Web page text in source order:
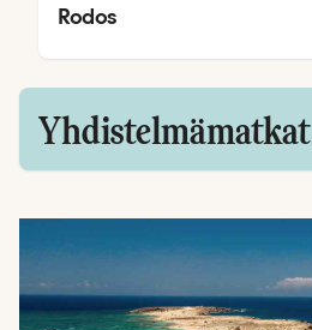
Rodos
Yhdistelmämatkat